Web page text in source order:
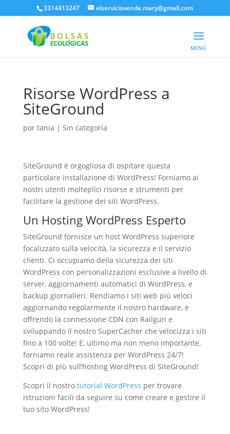
3314413247 elserviciovende.mary@gmail.com
Risorse WordPress a
SiteGround
por tania | Sin categoría
SiteGround è orgogliosa di ospitare questa
particolare installazione di WordPress! Forniamo ai
nostri utenti molteplici risorse e strumenti per
facilitare la gestione dei siti WordPress.
Un Hosting WordPress Esperto
SiteGround fornisce un host WordPress superiore
focalizzato sulla velocità, la sicurezza e il servizio
clienti. Ci occupiamo della sicurezza dei siti
WordPress con personalizzazioni esclusive a livello di
server, aggiornamenti automatici di WordPress, e
backup giornalieri. Rendiamo i siti web più veloci
aggiornando regolarmente il nostro hardware, e
offrendo la connessione CDN con Railgun e
sviluppando il nostro SuperCacher che velocizza i siti
fino a 100 volte! E, ultimo ma non meno importante,
forniamo reale assistenza per WordPress 24/7!
Scopri di più sull’hosting WordPress di SiteGround!
Scopri il nostro tutorial WordPress per trovare
istruzioni facili da seguire su come creare e gestire il
tuo sito WordPress!